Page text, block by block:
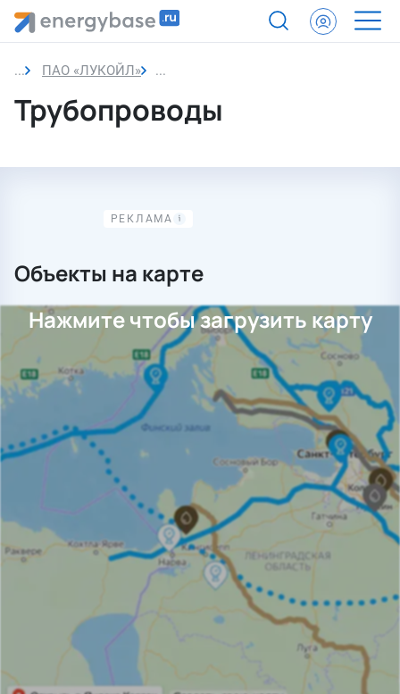
ПАО «ЛУКОЙЛ» Трубопроводы
Трубопроводы
Объекты на карте
Нажмите чтобы загрузить карту